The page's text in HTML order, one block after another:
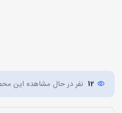
12 نفر در حال مشاهده این